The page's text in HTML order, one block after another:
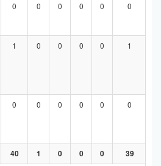
0 0 0 0 0 0
1 0 0 0 0 1
0 0 0 0 0 0
40 1 0 0 0 39